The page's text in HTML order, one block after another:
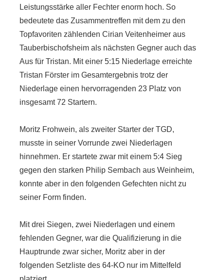
Leistungsstärke aller Fechter enorm hoch. So
bedeutete das Zusammentreffen mit dem zu den
Topfavoriten zählenden Cirian Veitenheimer aus
Tauberbischofsheim als nächsten Gegner auch das
Aus für Tristan. Mit einer 5:15 Niederlage erreichte
Tristan Förster im Gesamtergebnis trotz der
Niederlage einen hervorragenden 23 Platz von
insgesamt 72 Startern.
Moritz Frohwein, als zweiter Starter der TGD,
musste in seiner Vorrunde zwei Niederlagen
hinnehmen. Er startete zwar mit einem 5:4 Sieg
gegen den starken Philip Sembach aus Weinheim,
konnte aber in den folgenden Gefechten nicht zu
seiner Form finden.
Mit drei Siegen, zwei Niederlagen und einem
fehlenden Gegner, war die Qualifizierung in die
Hauptrunde zwar sicher, Moritz aber in der
folgenden Setzliste des 64-KO nur im Mittelfeld